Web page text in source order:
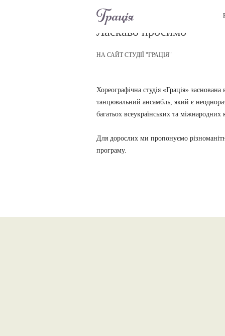
Ласкаво просимо
НА САЙТ СТУДІЇ "ГРАЦІЯ"
Хореографічна студія «Грація»
танцювальний ансамбль, який є
багатьох всеукраїнських та міжнародних
Для дорослих ми пропонуємо
програму.